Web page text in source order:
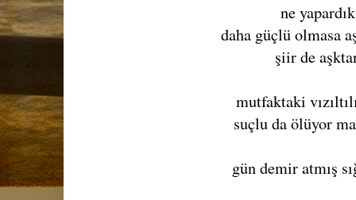
ne yapardık
daha güçlü olmasa
şiir de
mutfaktaki
suçlu da ölüyor
gün demir atmış